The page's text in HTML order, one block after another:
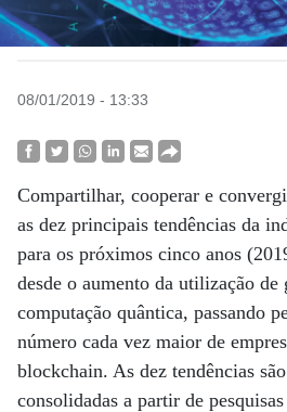
08/01/2019 - 13:33
Compartilhar, cooperar e
as dez principais tendências da
para os próximos cinco anos
desde o aumento da utilização de
computação quântica, passando
número cada vez maior de
blockchain. As dez tendências
consolidadas a partir de